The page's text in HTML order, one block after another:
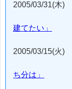
2005/03/31(木)
建てたい」
2005/03/15(火)
ち分は」